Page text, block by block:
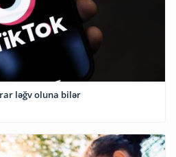
ləğv oluna bilər